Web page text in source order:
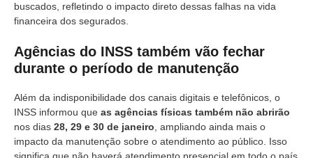
buscados, refletindo o impacto direto dessas falhas na vida
financeira dos segurados.
Agências do INSS também vão fechar
durante o período de manutenção
Além da indisponibilidade dos canais digitais e telefônicos, o
INSS informou que as agências físicas também não abrirão
nos dias 28, 29 e 30 de janeiro, ampliando ainda mais o
impacto da manutenção sobre o atendimento ao público. Isso